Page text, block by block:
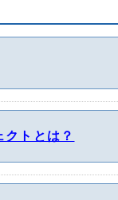
トとは？